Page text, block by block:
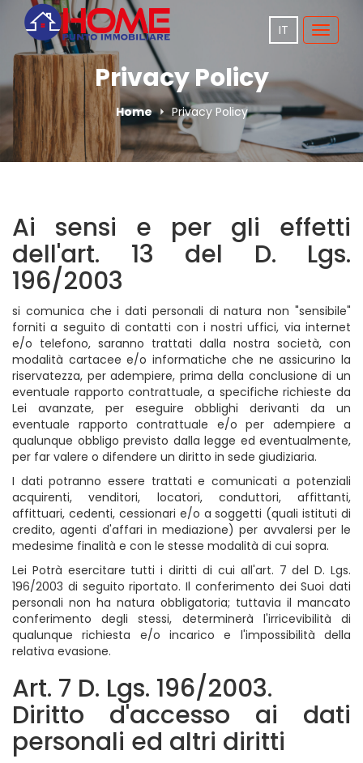
Toggle
IT
Privacy Policy
Home Privacy Policy
Ai sensi e per gli effetti
dell'art. 13 del D. Lgs.
196/2003
si comunica che i dati personali di natura non "sensibile"
forniti a seguito di contatti con i nostri uffici, via internet
e/o telefono, saranno trattati dalla nostra società, con
modalità cartacee e/o informatiche che ne assicurino la
riservatezza, per adempiere, prima della conclusione di un
eventuale rapporto contrattuale, a specifiche richieste da
Lei avanzate, per eseguire obblighi derivanti da un
eventuale rapporto contrattuale e/o per adempiere a
qualunque obbligo previsto dalla legge ed eventualmente,
per far valere o difendere un diritto in sede giudiziaria.
I dati potranno essere trattati e comunicati a potenziali
acquirenti, venditori, locatori, conduttori, affittanti,
affittuari, cedenti, cessionari e/o a soggetti (quali istituti di
credito, agenti d'affari in mediazione) per avvalersi per le
medesime finalità e con le stesse modalità di cui sopra.
Lei Potrà esercitare tutti i diritti di cui all'art. 7 del D. Lgs.
196/2003 di seguito riportato. Il conferimento dei Suoi dati
personali non ha natura obbligatoria; tuttavia il mancato
conferimento degli stessi, determinerà l'irricevibilità di
qualunque richiesta e/o incarico e l'impossibilità della
relativa evasione.
Art. 7 D. Lgs. 196/2003.
Diritto d'accesso ai dati
personali ed altri diritti